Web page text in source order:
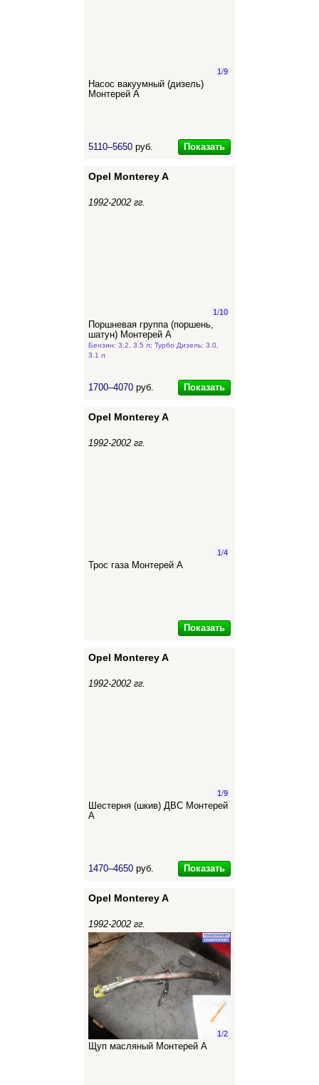
1/9
Насос вакуумный (дизель)
Монтерей А
5110–5650 руб. Показать
Opel Monterey A
1992-2002 гг.
1/10
Поршневая группа (поршень,
шатун) Монтерей А
Бензин: 3.2, 3.5 л; Турбо Дизель: 3.0,
3.1 л
1700–4070 руб. Показать
Opel Monterey A
1992-2002 гг.
1/4
Трос газа Монтерей А
Показать
Opel Monterey A
1992-2002 гг.
1/9
Шестерня (шкив) ДВС Монтерей
А
1470–4650 руб. Показать
Opel Monterey A
1992-2002 гг.
1/2
Щуп масляный Монтерей А